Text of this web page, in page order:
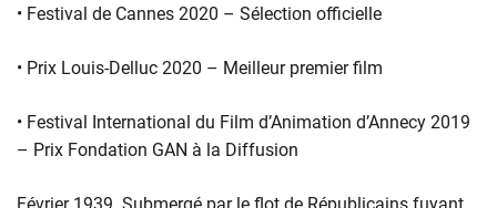
• Festival de Cannes 2020 – Sélection officielle
• Prix Louis-Delluc 2020 – Meilleur premier film
• Festival International du Film d’Animation d’Annecy 2019
– Prix Fondation GAN à la Diffusion